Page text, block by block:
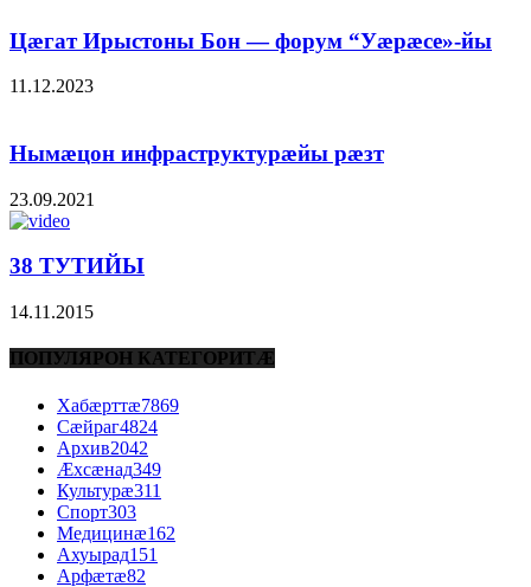
Цæгат Ирыстоны Бон — форум “Уæрæсе»-йы
11.12.2023
Нымæцон инфраструктурæйы рæзт
23.09.2021
38 ТУТИЙЫ
14.11.2015
ПОПУЛЯРОН КАТЕГОРИТÆ
Хабæрттæ7869
Сæйраг4824
Архив2042
Æхсæнад349
Культурæ311
Спорт303
Медицинæ162
Ахуырад151
Арфæтæ82